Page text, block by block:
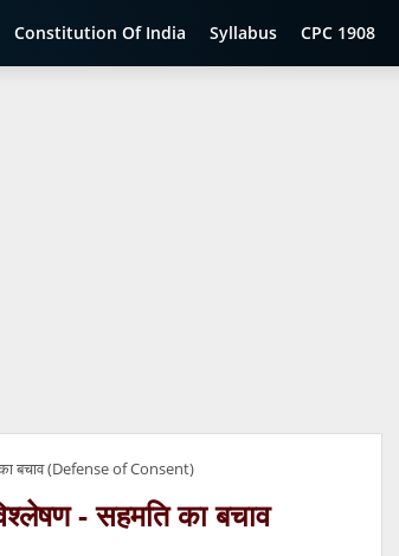
Constitution Of India Syllabus CPC 1908
बचाव (Defense of Consent)
- सहमति का बचाव